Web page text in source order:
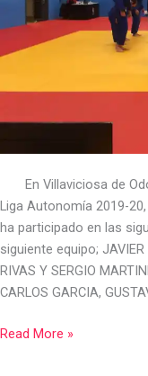
En Villaviciosa de
Liga Autonomía 2019-
ha participado en las
siguiente equipo; JAVIER
RIVAS Y SERGIO
CARLOS GARCIA,
Read More »